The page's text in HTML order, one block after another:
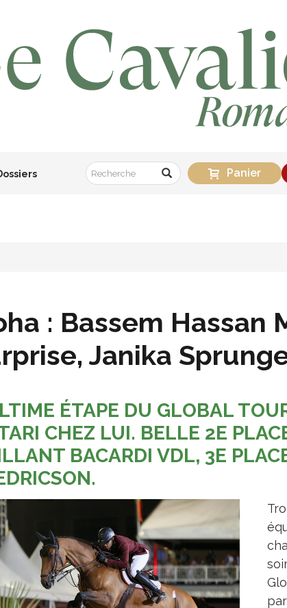
Panier
: Bassem Hassan
Janika
ÉTAPE DU GLOBAL
CHEZ LUI. BELLE 2E
BACARDI VDL, 3E